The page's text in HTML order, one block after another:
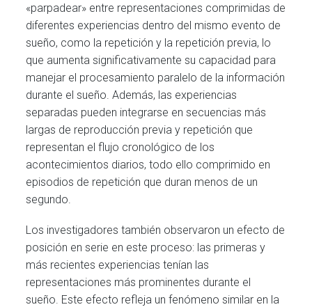
«parpadear» entre representaciones comprimidas de
diferentes experiencias dentro del mismo evento de
sueño, como la repetición y la repetición previa, lo
que aumenta significativamente su capacidad para
manejar el procesamiento paralelo de la información
durante el sueño. Además, las experiencias
separadas pueden integrarse en secuencias más
largas de reproducción previa y repetición que
representan el flujo cronológico de los
acontecimientos diarios, todo ello comprimido en
episodios de repetición que duran menos de un
segundo.
Los investigadores también observaron un efecto de
posición en serie en este proceso: las primeras y
más recientes experiencias tenían las
representaciones más prominentes durante el
sueño. Este efecto refleja un fenómeno similar en la